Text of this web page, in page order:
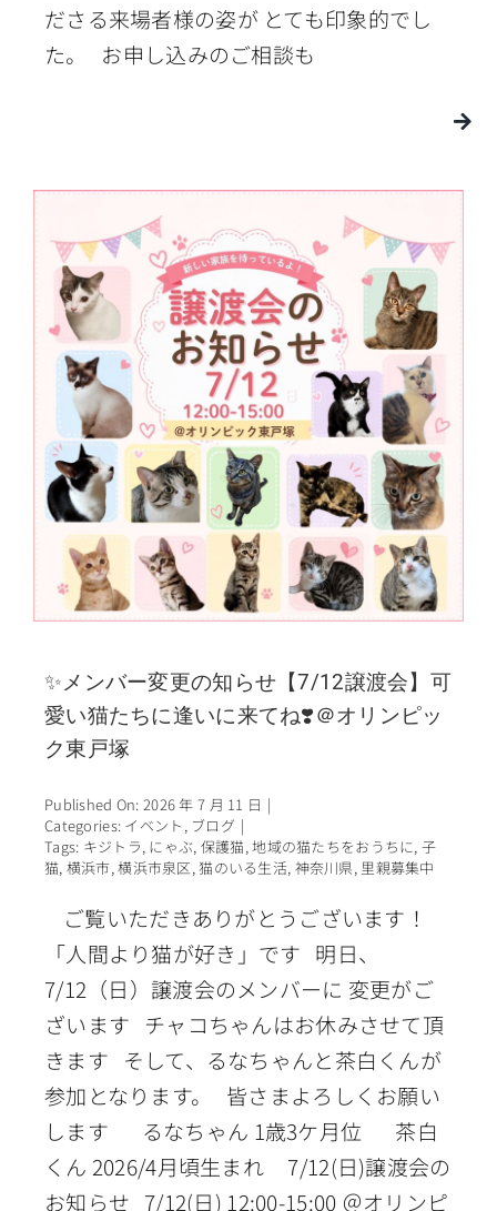
ださる来場者様の姿が とても印象的でし
た。 お申し込みのご相談も
✨メンバー変更の知らせ【7/12譲渡会】可
愛い猫たちに逢いに来てね❣️＠オリンピッ
ク東戸塚
Published On: 2026 年 7 月 11 日 |
Categories: イベント , ブログ |
Tags: キジトラ, にゃぶ, 保護猫,地域の猫たちをおうちに,子
猫, 横浜市,横浜市泉区,猫のいる生活, 神奈川県, 里親募集中
ご覧いただきありがとうございます！
「人間より猫が好き」です 明日、
7/12（日）譲渡会のメンバーに 変更がご
ざいます チャコちゃんはお休みさせて頂
きます そして、るなちゃんと茶白くんが
参加となります。 皆さまよろしくお願い
します るなちゃん 1歳3ケ月位 茶白
くん 2026/4月頃生まれ 7/12(日)譲渡会の
お知らせ 7/12(日) 12:00-15:00 ＠オリンピ